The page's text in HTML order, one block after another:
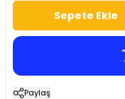
Sepete Ekle
Paylaş